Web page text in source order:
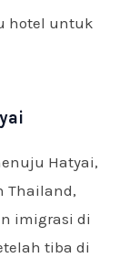
hotel untuk
Hatyai,
Thailand,
imigrasi di
tiba di